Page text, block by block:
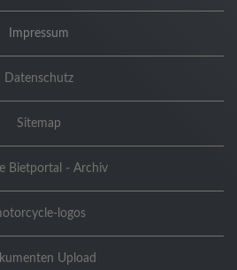
Impressum
Datenschutz
Sitemap
Bietportal - Archiv
logos
Upload